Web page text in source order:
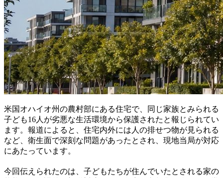
米国オハイオ州の農村部にある住宅で、同じ家族とみられる
子ども16人が劣悪な生活環境から保護されたと報じられてい
ます。報道によると、住宅内外には人の排せつ物が見られる
など、衛生面で深刻な問題があったとされ、現地当局が対応
にあたっています。
今回伝えられたのは、子どもたちが住んでいたとされる家の